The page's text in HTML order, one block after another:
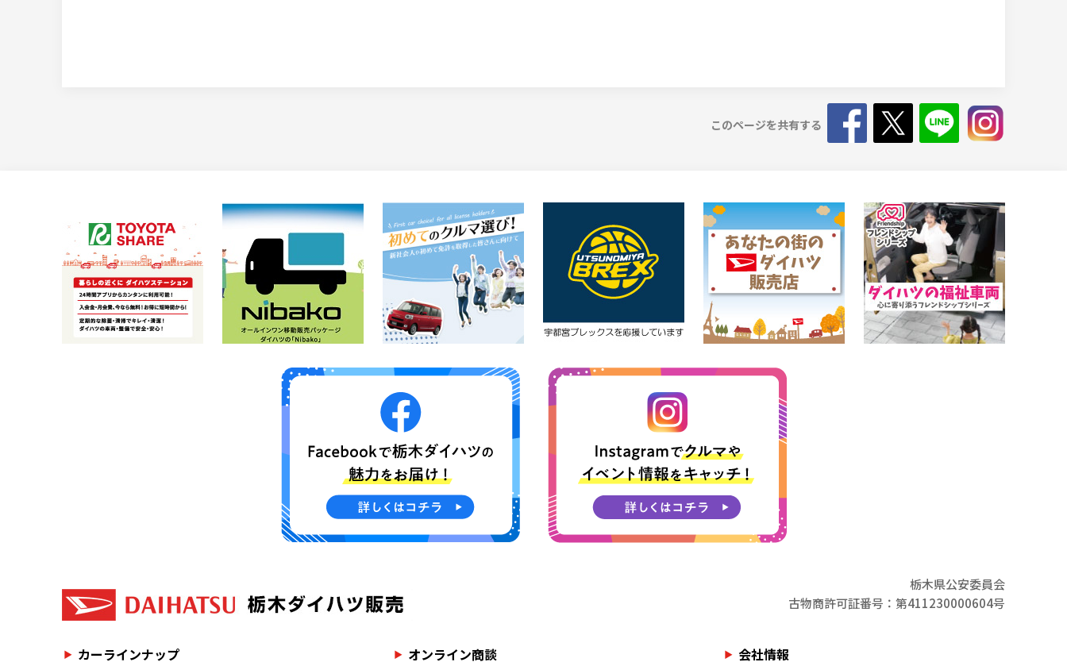
このページを共有する
栃木県公安委員会
古物商許可証番号：第411230000604号
カーラインナップ
オンライン商談
会社情報